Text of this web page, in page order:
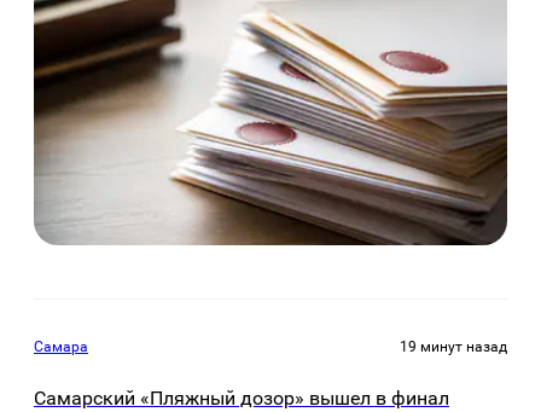
Самара 19 минут назад
Самарский «Пляжный дозор» вышел в финал